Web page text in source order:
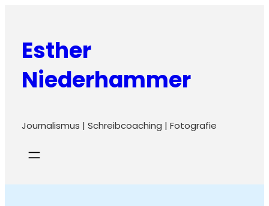
springen
Esther
Niederhammer
Journalismus | Schreibcoaching | Fotografie